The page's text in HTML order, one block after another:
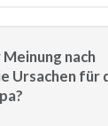
nach
Ursachen für